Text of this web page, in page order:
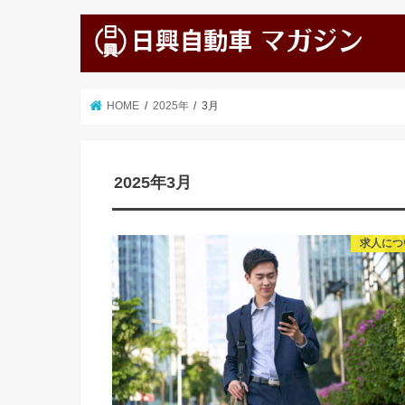
HOME 2025年 3月
2025年3月
求人に